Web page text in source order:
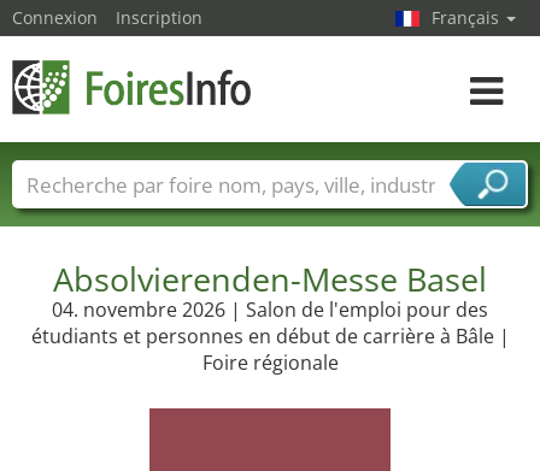
Absolvierenden-Messe Basel
04. novembre 2026 | Salon de l'emploi pour des
étudiants et personnes en début de carrière à Bâle |
Foire régionale
Connexion Inscription Français
Toggle
Foire noms Pays Villes
Secteurs de foire